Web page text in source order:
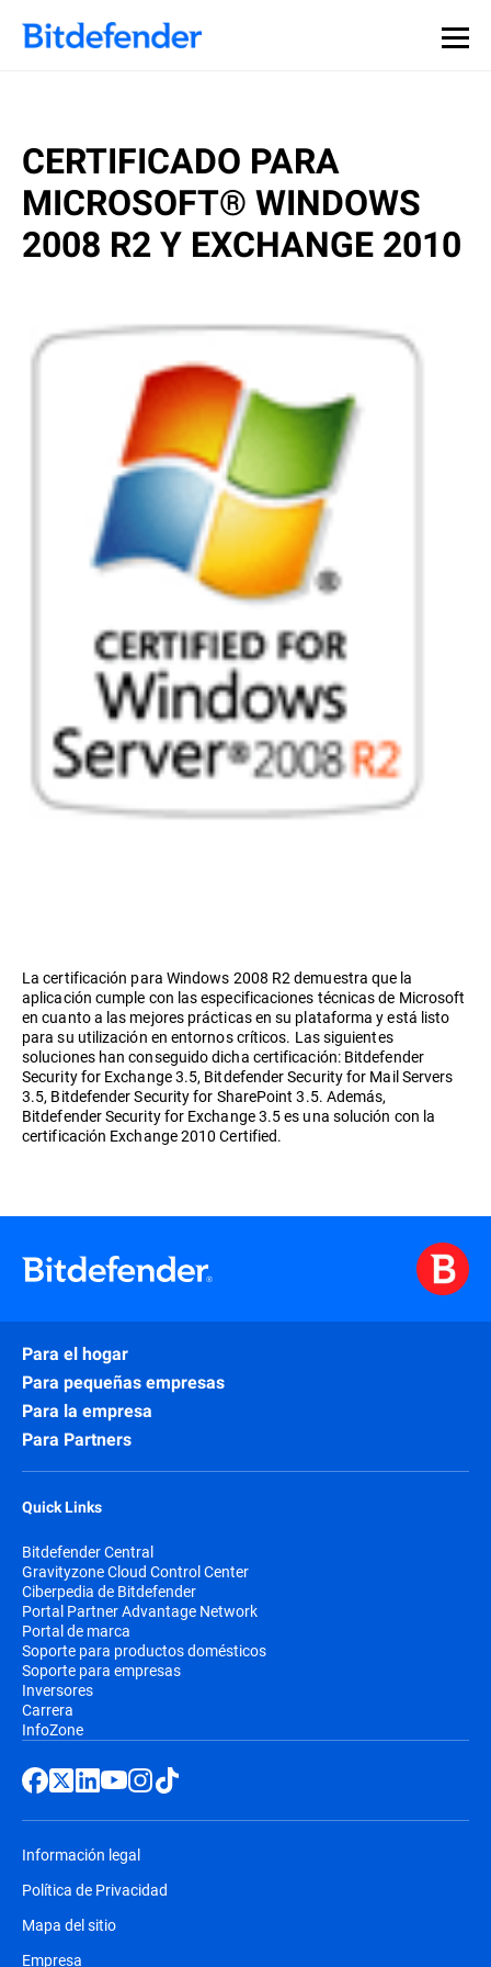
CERTIFICADO PARA
MICROSOFT® WINDOWS
2008 R2 Y EXCHANGE 2010
La certificación para Windows 2008 R2 demuestra que la
aplicación cumple con las especificaciones técnicas de Microsoft
en cuanto a las mejores prácticas en su plataforma y está listo
para su utilización en entornos críticos. Las siguientes
soluciones han conseguido dicha certificación: Bitdefender
Security for Exchange 3.5, Bitdefender Security for Mail Servers
3.5, Bitdefender Security for SharePoint 3.5. Además,
Bitdefender Security for Exchange 3.5 es una solución con la
certificación Exchange 2010 Certified.
Para el hogar
Para pequeñas empresas
Para la empresa
Para Partners
Quick Links
Bitdefender Central
Gravityzone Cloud Control Center
Ciberpedia de Bitdefender
Portal Partner Advantage Network
Portal de marca
Soporte para productos domésticos
Soporte para empresas
Inversores
Carrera
InfoZone
Información legal
Política de Privacidad
Mapa del sitio
Empresa